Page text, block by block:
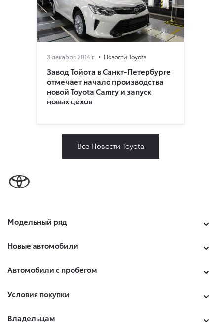
3 декабря 2014 г. Новости Toyota
Завод Тойота в Санкт-Петербурге
отмечает начало производства
новой Toyota Camry и запуск
новых цехов
Все Новости Toyota
Модельный ряд
Новые автомобили
Автомобили с пробегом
Условия покупки
Владельцам